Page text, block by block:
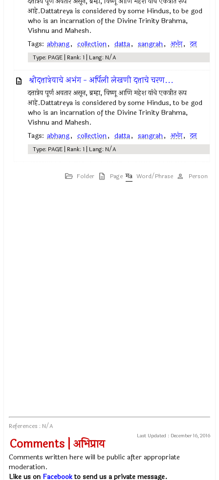
आहे.Dattatreya is considered by some Hindus, to be god
who is an incarnation of the Divine Trinity Brahma,
Vishnu and Mahesh.
Tags: abhang, collection, datta, sangrah, अभंग, दत्त
Type: PAGE | Rank: 1 | Lang: N/A
श्रीदत्तात्रेयाचे अभंग - अर्पिली लेखणी दत्ताचे चरण...
दत्तात्रेय पूर्ण अवतार असून, ब्रम्हा, विष्णू आणि महेश यांचे एकत्रीत रूप
आहे.Dattatreya is considered by some Hindus, to be god
who is an incarnation of the Divine Trinity Brahma,
Vishnu and Mahesh.
Tags: abhang, collection, datta, sangrah, अभंग, दत्त
Type: PAGE | Rank: 1 | Lang: N/A
Folder Page Word/Phrase Person
References : N/A
Last Updated : December 16, 2016
Comments | अभिप्राय
Comments written here will be public after appropriate
moderation.
Like us on Facebookto send us a private message.